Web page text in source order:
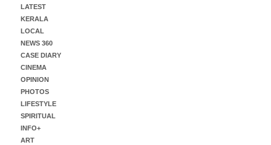
LATEST
KERALA
LOCAL
NEWS 360
CASE DIARY
CINEMA
OPINION
PHOTOS
LIFESTYLE
SPIRITUAL
INFO+
ART